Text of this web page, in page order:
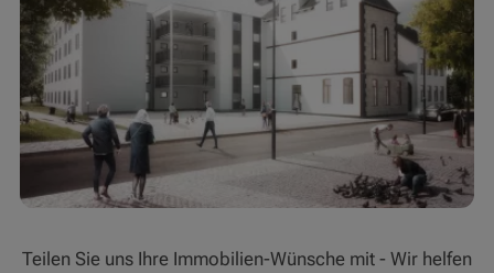
Teilen Sie uns Ihre Immobilien-Wünsche mit - Wir helfen